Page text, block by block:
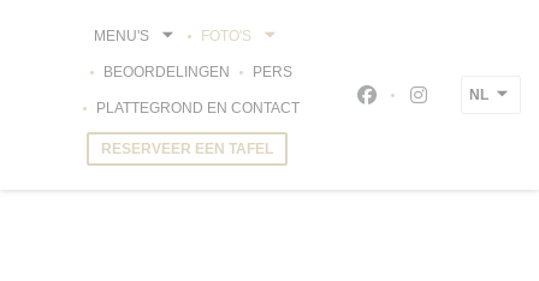
MENU'S FOTO'S
BEOORDELINGEN PERS
PLATTEGROND EN CONTACT
RESERVEER EEN TAFEL
Facebook ((opent
Instagram
NL